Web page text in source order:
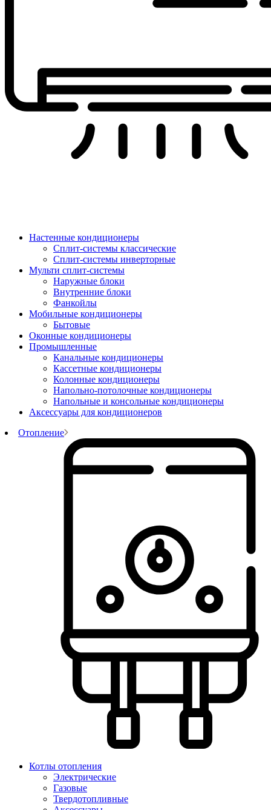
Настенные кондиционеры
Сплит-системы классические
Сплит-системы инверторные
Мульти сплит-системы
Наружные блоки
Внутренние блоки
Фанкойлы
Мобильные кондиционеры
Бытовые
Оконные кондиционеры
Промышленные
Канальные кондиционеры
Кассетные кондиционеры
Колонные кондиционеры
Напольно-потолочные кондиционеры
Напольные и консольные кондиционеры
Аксессуары для кондиционеров
Отопление
Котлы отопления
Электрические
Газовые
Твердотопливные